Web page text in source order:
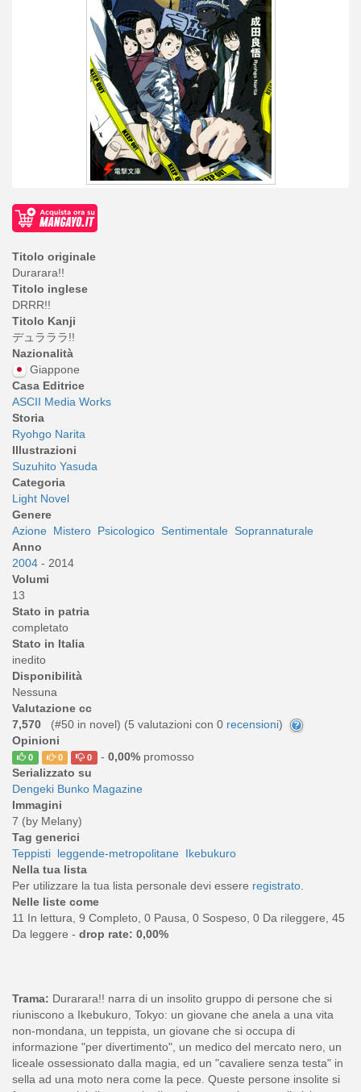
Titolo originale
Durarara!!
Titolo inglese
DRRR!!
Titolo Kanji
デュラララ!!
Nazionalità
Giappone
Casa Editrice
ASCII Media Works
Storia
Ryohgo Narita
Illustrazioni
Suzuhito Yasuda
Categoria
Light Novel
Genere
Azione Mistero Psicologico Sentimentale Soprannaturale
Anno
2004 - 2014
Volumi
13
Stato in patria
completato
Stato in Italia
inedito
Disponibilità
Nessuna
Valutazione cc
7,570
(#50 in novel) (5 valutazioni con 0 recensioni)
Opinioni
0 0 0 - 0,00%promosso
Serializzato su
Dengeki Bunko Magazine
Immagini
7 (by Melany)
Tag generici
Teppisti leggende-metropolitane Ikebukuro
Nella tua lista
Per utilizzare la tua lista personale devi essere registrato.
Nelle liste come
11 In lettura, 9 Completo, 0 Pausa, 0 Sospeso, 0 Da rileggere, 45
Da leggere - drop rate: 0,00%
Trama: Durarara!! narra di un insolito gruppo di persone che si
riuniscono a Ikebukuro, Tokyo: un giovane che anela a una vita
non-mondana, un teppista, un giovane che si occupa di
informazione "per divertimento", un medico del mercato nero, un
liceale ossessionato dalla magia, ed un "cavaliere senza testa" in
sella ad una moto nera come la pece. Queste persone insolite si